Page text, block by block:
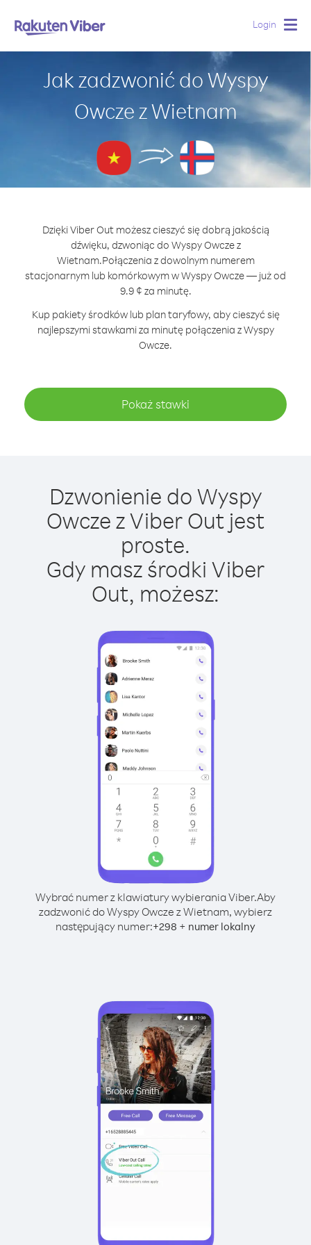
Login
Jak zadzwonić do Wyspy
Owcze z Wietnam
Dzięki Viber Out możesz cieszyć się dobrą jakością
dźwięku, dzwoniąc do Wyspy Owcze z
Wietnam.Połączenia z dowolnym numerem
stacjonarnym lub komórkowym w Wyspy Owcze — już od
9.9 ¢ za minutę.
Kup pakiety środków lub plan taryfowy, aby cieszyć się
najlepszymi stawkami za minutę połączenia z Wyspy
Owcze.
Pokaż stawki
Dzwonienie do Wyspy
Owcze z Viber Out jest
proste.
Gdy masz środki Viber
Out, możesz:
Wybrać numer z klawiatury wybierania Viber.Aby
zadzwonić do Wyspy Owcze z Wietnam, wybierz
następujący numer:+298 + numer lokalny